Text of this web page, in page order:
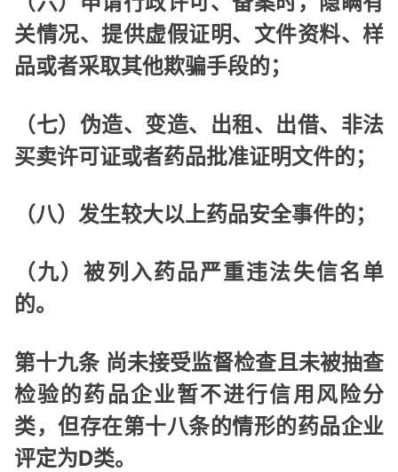
关情况、提供虚假证明、文件资料、样
品或者采取其他欺骗手段的；
（七）伪造、变造、出租、出借、非法
买卖许可证或者药品批准证明文件的；
（八）发生较大以上药品安全事件的；
（九）被列入药品严重违法失信名单
的。
第十九条 尚未接受监督检查且未被抽查
检验的药品企业暂不进行信用风险分
类，但存在第十八条的情形的药品企业
评定为D类。